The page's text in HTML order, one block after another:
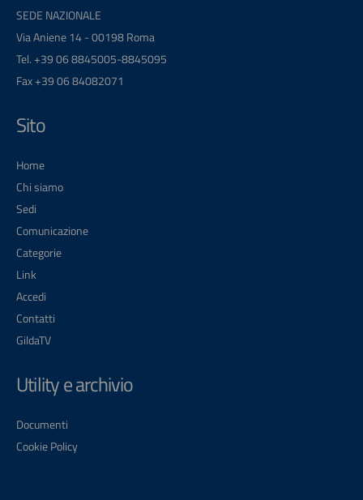
SEDE NAZIONALE
Via Aniene 14 - 00198 Roma
Tel. +39 06 8845005-8845095
Fax +39 06 84082071
Sito
Home
Chi siamo
Sedi
Comunicazione
Categorie
Link
Accedi
Contatti
GildaTV
Utility e archivio
Documenti
Cookie Policy